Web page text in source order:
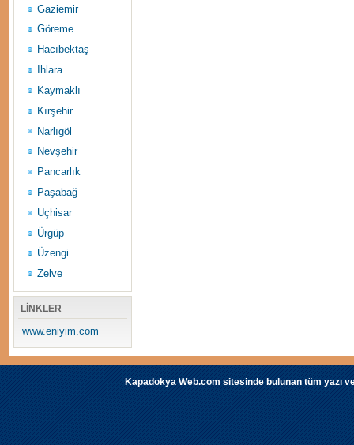
Gaziemir
Göreme
Hacıbektaş
Ihlara
Kaymaklı
Kırşehir
Narlıgöl
Nevşehir
Pancarlık
Paşabağ
Uçhisar
Ürgüp
Üzengi
Zelve
LİNKLER
www.eniyim.com
Kapadokya Web.com sitesinde bulunan tüm yazı